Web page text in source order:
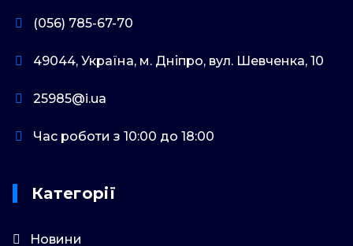
(056) 785-67-70
49044, Україна, м. Дніпро, вул. Шевченка, 10
25985@i.ua
Час роботи з 10:00 до 18:00
Категорії
Новини